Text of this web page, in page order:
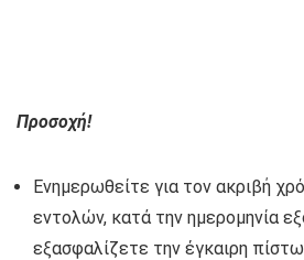
Προσοχή!
Ενημερωθείτε για τον ακριβή
εντολών, κατά την ημερομηνία
εξασφαλίζετε την έγκαιρη